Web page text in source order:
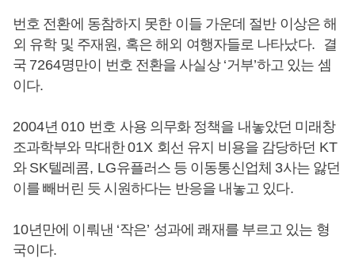
번호 전환에 동참하지 못한 이들 가운데 절반 이상은 해
외 유학 및 주재원, 혹은 해외 여행자들로 나타났다.
결
국 7264명만이 번호 전환을 사실상 ‘거부’하고 있는 셈
이다.
2004년010 번호 사용 의무화 정책을 내놓았던 미래창
조과학부와 막대한01X 회선 유지 비용을 감당하던 KT
와 SK텔레콤, LG유플러스 등 이동통신업체 3사는 앓던
이를 빼버린 듯 시원하다는 반응을 내놓고 있다.
10년만에 이뤄낸 ‘작은’ 성과에 쾌재를 부르고 있는 형
국이다.